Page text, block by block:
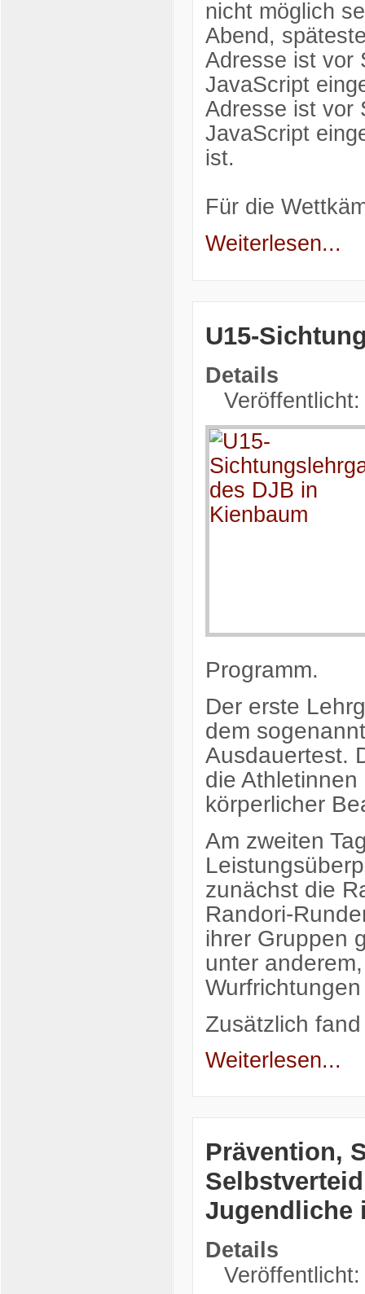
nicht möglich
Abend,
Adresse ist vor
JavaScript
Adresse ist vor
JavaScript
ist.
Für die
Weiterlesen...
U15-
Details
Programm.
Der erste
dem
Ausdauertest.
die
körperlicher
Am zweiten
zunächst die
Randori-
ihrer Gruppen
unter
Zusätzlich
Weiterlesen...
Prävention,
Jugendliche
Details